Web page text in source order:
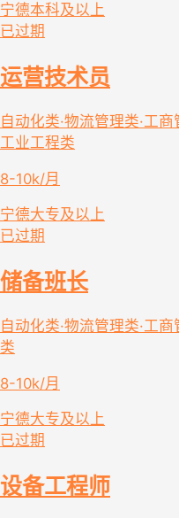
宁德本科及以上
已过期
运营技术员
自动化类·物流管理类·工商
工业工程类
8-10k/月
宁德大专及以上
已过期
储备班长
自动化类·物流管理类·工
类
8-10k/月
宁德大专及以上
已过期
设备工程师